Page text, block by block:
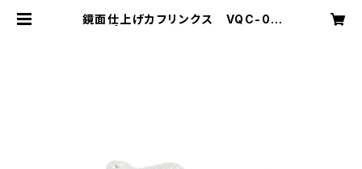
鏡面仕上げカフリンクス VQC-06